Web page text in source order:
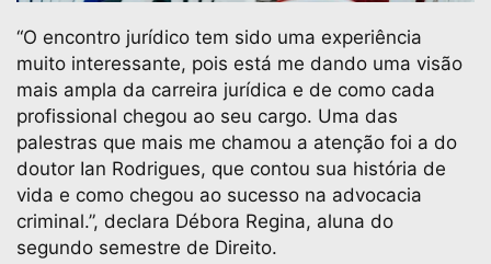
“O encontro jurídico tem sido uma experiência
muito interessante, pois está me dando uma visão
mais ampla da carreira jurídica e de como cada
profissional chegou ao seu cargo. Uma das
palestras que mais me chamou a atenção foi a do
doutor Ian Rodrigues, que contou sua história de
vida e como chegou ao sucesso na advocacia
criminal.”, declara Débora Regina, aluna do
segundo semestre de Direito.